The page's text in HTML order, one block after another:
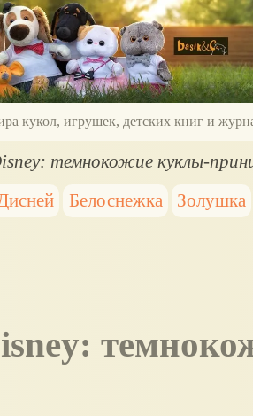
кукол, игрушек, детских книг и
темнокожие куклы-
Белоснежка Золушка